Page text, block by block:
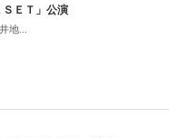
ＳＥＴ」公演
地...